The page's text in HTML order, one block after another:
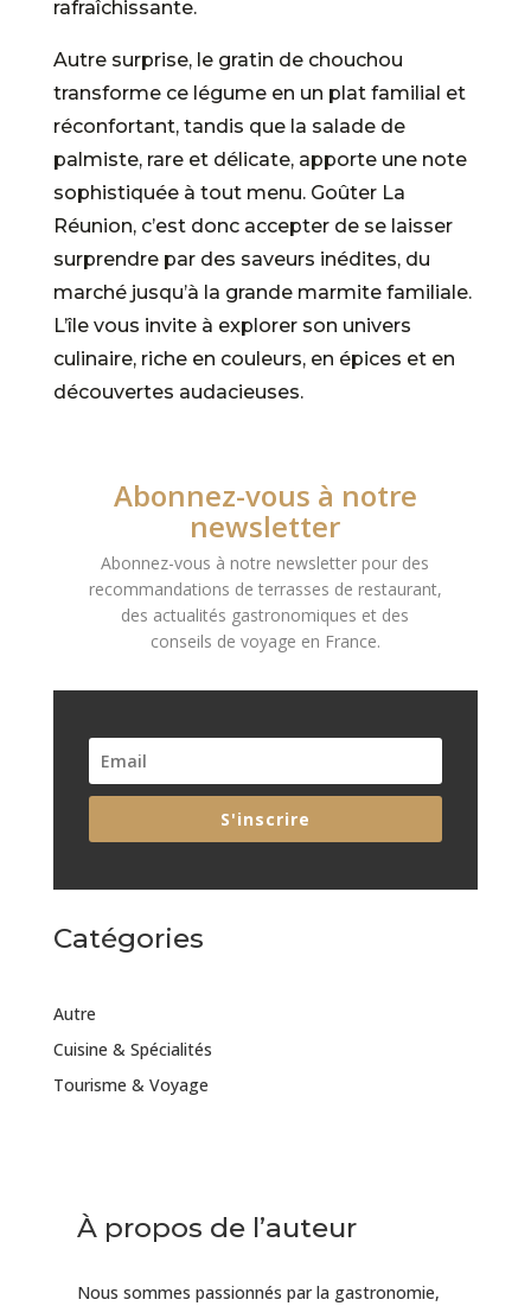
rafraîchissante.
Autre surprise, le gratin de chouchou
transforme ce légume en un plat familial et
réconfortant, tandis que la salade de
palmiste, rare et délicate, apporte une note
sophistiquée à tout menu. Goûter La
Réunion, c’est donc accepter de se laisser
surprendre par des saveurs inédites, du
marché jusqu’à la grande marmite familiale.
L’île vous invite à explorer son univers
culinaire, riche en couleurs, en épices et en
découvertes audacieuses.
Abonnez-vous à notre
newsletter
Abonnez-vous à notre newsletter pour des
recommandations de terrasses de restaurant,
des actualités gastronomiques et des
conseils de voyage en France.
S'inscrire
Catégories
Autre
Cuisine & Spécialités
Tourisme & Voyage
À propos de l’auteur
Nous sommes passionnés par la gastronomie,